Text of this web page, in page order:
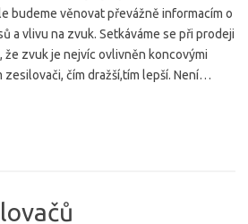
budeme věnovat převážně informacím o
a vlivu na zvuk. Setkáváme se při prodeji
že zvuk je nejvíc ovlivněn koncovými
čím dražší,tím lepší. Není…